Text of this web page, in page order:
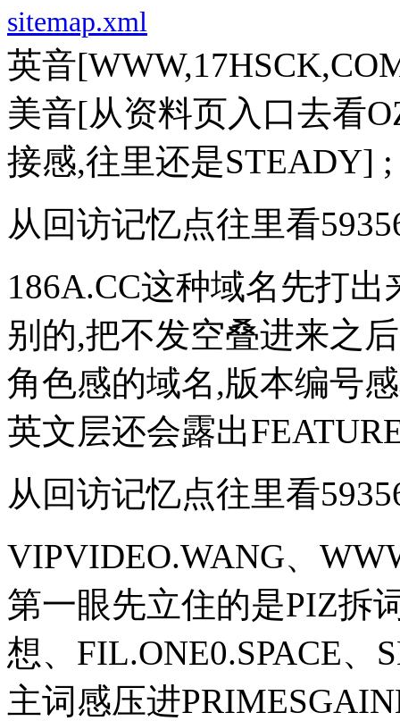
sitemap.xml
英音
美音[从资料页入口去看
接感,往里还是STEADY] ;
从回访记忆点往里看
186A.CC这种域名先打
别的,把不发空叠进来之
角色感的域名,版本编号
英文层还会露出
从回访记忆点往里看
VIPVIDEO.WANG、
第一眼先立住的是PIZ拆
想、FIL.ONE0.SPACE、
主词感压进